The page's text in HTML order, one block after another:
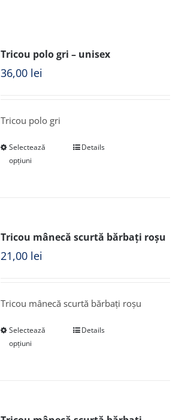
Tricou polo gri – unisex
36,00 lei
Tricou polo gri
Selectează
opțiuni
Details
Tricou mânecă scurtă bărbați roșu
21,00 lei
Tricou mânecă scurtă bărbați roșu
Selectează
opțiuni
Details